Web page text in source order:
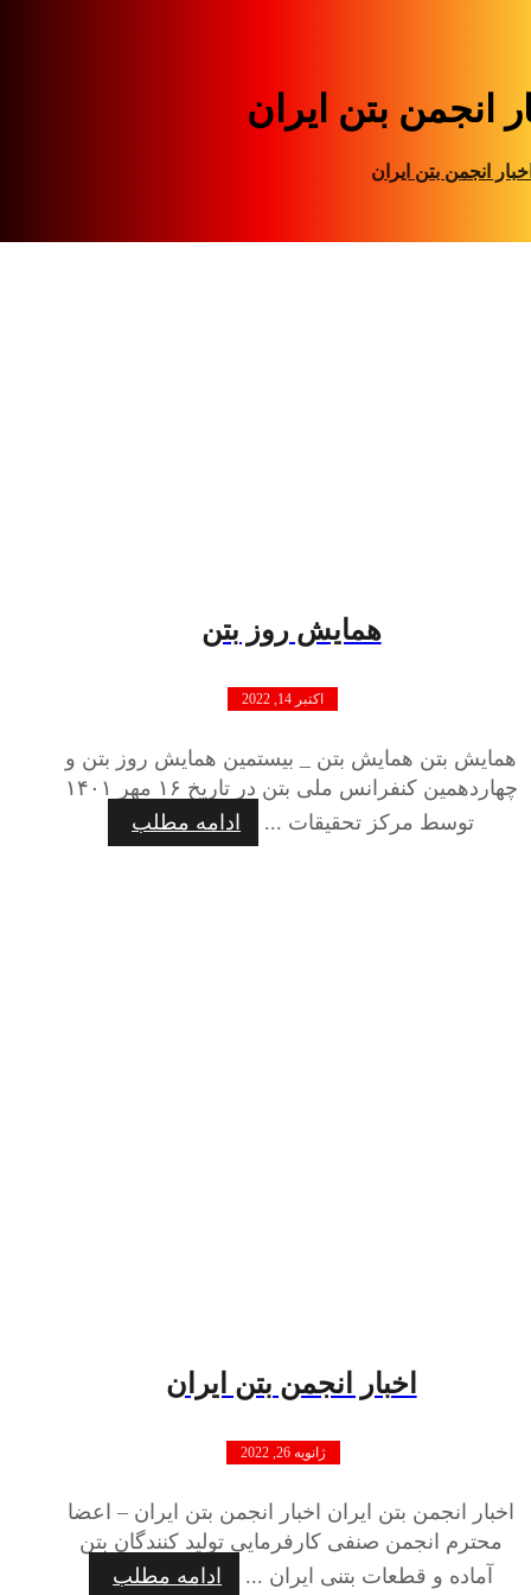
انجمن بتن ایران
انجمن بتن ایران
همایش روز بتن
اکتبر 14, 2022
همایش بتن همایش بتن _ بیستمین همایش روز بتن و
چهاردهمین کنفرانس ملی بتن در تاریخ ۱۶ مهر ۱۴۰۱
توسط مرکز تحقیقات ...
ادامه مطلب
اخبار انجمن بتن ایران
ژانویه 26, 2022
اخبار انجمن بتن ایران اخبار انجمن بتن ایران – اعضا
محترم انجمن صنفی کارفرمایی تولید کنندگان بتن
آماده و قطعات بتنی ایران ...
ادامه مطلب